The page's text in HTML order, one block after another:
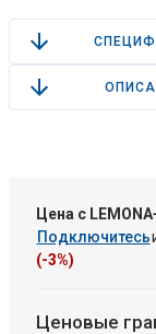
Цена с
Подключитесь
(-3%)
Ценовые